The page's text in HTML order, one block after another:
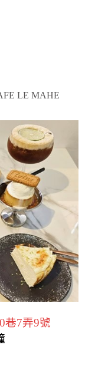
LE MAHE
巷7弄9號